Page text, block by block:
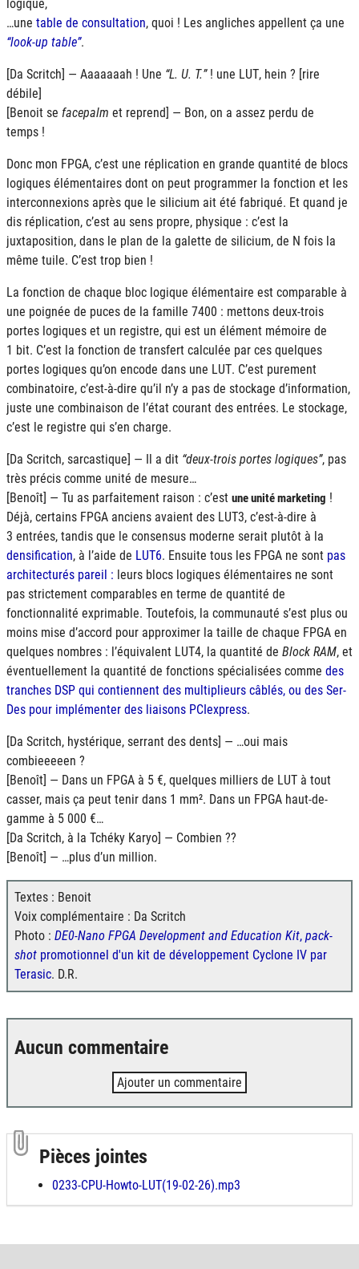
logique,
…une table de consultation, quoi ! Les angliches appellent ça une
look-up table .
[Da Scritch] — Aaaaaaah ! Une L. U. T. ! une LUT, hein ? [rire
débile]
[Benoit se facepalm et reprend] — Bon, on a assez perdu de
temps !
Donc mon FPGA, c’est une réplication en grande quantité de blocs
logiques élémentaires dont on peut programmer la fonction et les
interconnexions après que le silicium ait été fabriqué. Et quand je
dis réplication, c’est au sens propre, physique : c’est la
juxtaposition, dans le plan de la galette de silicium, de N fois la
même tuile. C’est trop bien !
La fonction de chaque bloc logique élémentaire est comparable à
une poignée de puces de la famille 7400 : mettons deux-trois
portes logiques et un registre, qui est un élément mémoire de
1 bit. C’est la fonction de transfert calculée par ces quelques
portes logiques qu’on encode dans une LUT. C’est purement
combinatoire, c’est-à-dire qu’il n’y a pas de stockage d’information,
juste une combinaison de l’état courant des entrées. Le stockage,
c’est le registre qui s’en charge.
[Da Scritch, sarcastique] — Il a dit deux-trois portes logiques , pas
très précis comme unité de mesure…
[Benoît] — Tu as parfaitement raison : c’est une unité marketing !
Déjà, certains FPGA anciens avaient des LUT3, c’est-à-dire à
3 entrées, tandis que le consensus moderne serait plutôt à la
densification, à l’aide de LUT6. Ensuite tous les FPGA ne sont pas
architecturés pareil : leurs blocs logiques élémentaires ne sont
pas strictement comparables en terme de quantité de
fonctionnalité exprimable. Toutefois, la communauté s’est plus ou
moins mise d’accord pour approximer la taille de chaque FPGA en
quelques nombres : l’équivalent LUT4, la quantité de Block RAM, et
éventuellement la quantité de fonctions spécialisées comme des
tranches DSP qui contiennent des multiplieurs câblés, ou des Ser-
Des pour implémenter des liaisons PCIexpress.
[Da Scritch, hystérique, serrant des dents] — …oui mais
combieeeeen ?
[Benoît] — Dans un FPGA à 5 €, quelques milliers de LUT à tout
casser, mais ça peut tenir dans 1 mm². Dans un FPGA haut-de-
gamme à 5 000 €…
[Da Scritch, à la Tchéky Karyo] — Combien ??
[Benoît] — …plus d’un million.
Textes : Benoit
Voix complémentaire : Da Scritch
Photo : DE0-Nano FPGA Development and Education Kit, pack-
shot promotionnel d'un kit de développement Cyclone IV par
Terasic. D.R.
Aucun commentaire
Ajouter un commentaire
Pièces jointes
0233-CPU-Howto-LUT(19-02-26).mp3